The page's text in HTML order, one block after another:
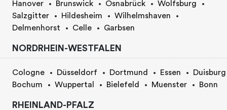
Hanover Brunswick Osnabrück
Wolfsburg
Salzgitter
Hildesheim
Wilhelmshaven
Delmenhorst
Celle Garbsen
NORDRHEIN-WESTFALEN
Cologne Düsseldorf Dortmund Essen
Duisburg
Bochum
Wuppertal Bielefeld Muenster Bonn
RHEINLAND-PFALZ